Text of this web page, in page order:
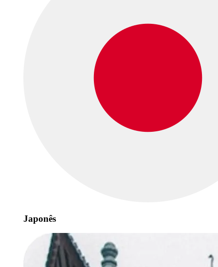
Japonês